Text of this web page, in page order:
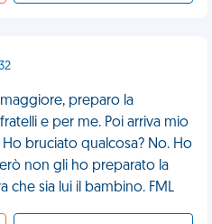
preparo la
e per me. Poi arriva mio
bruciato qualcosa? No. Ho
non gli ho preparato la
che sia lui il bambino. FML